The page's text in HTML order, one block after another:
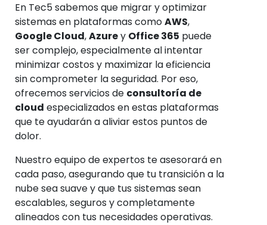
En Tec5 sabemos que migrar y optimizar
sistemas en plataformas comoAWS,
Google Cloud,Azurey Office 365 puede
ser complejo, especialmente al intentar
minimizar costos y maximizar la eficiencia
sin comprometer la seguridad. Por eso,
ofrecemos servicios de consultoría de
cloud especializados en estas plataformas
que te ayudarán a aliviar estos puntos de
dolor.
Nuestro equipo de expertos te asesorará en
cada paso, asegurando que tu transición a la
nube sea suave y que tus sistemas sean
escalables, seguros y completamente
alineados con tus necesidades operativas.